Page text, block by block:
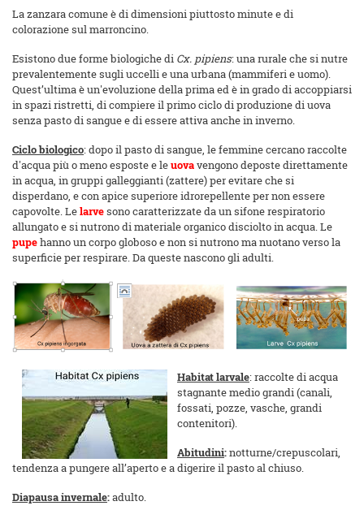
La zanzara comune è di dimensioni piuttosto minute e di
colorazione sul marroncino.
Esistono due forme biologiche di Cx. pipiens: una rurale che si nutre
prevalentemente sugli uccelli e una urbana (mammiferi e uomo).
Quest’ultima è un'evoluzione della prima ed è in grado di accoppiarsi
in spazi ristretti, di compiere il primo ciclo di produzione di uova
senza pasto di sangue e di essere attiva anche in inverno.
Ciclo biologico: dopo il pasto di sangue, le femmine cercano raccolte
d'acqua più o meno esposte e leuovavengono deposte direttamente
in acqua, in gruppi galleggianti (zattere) per evitare che si
disperdano, e con apice superiore idrorepellente per non essere
capovolte. Lelarvesono caratterizzate da un sifone respiratorio
allungato e si nutrono di materiale organico disciolto in acqua. Le
pupehanno un corpo globoso e non si nutrono ma nuotano verso la
superficie per respirare. Da queste nascono gli adulti.
Habitat larvale: raccolte di acqua
stagnante medio grandi (canali,
fossati, pozze, vasche, grandi
contenitori).
Abitudini:notturne/crepuscolari,
tendenza a pungere all’aperto e a digerire il pasto al chiuso.
Diapausa invernale:adulto.